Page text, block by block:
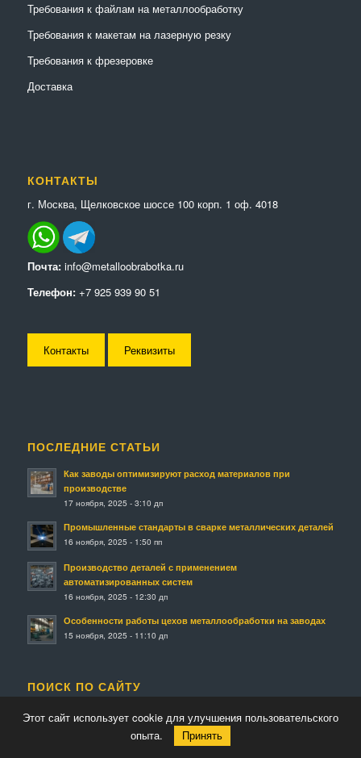
Требования к файлам на металлообработку
Требования к макетам на лазерную резку
Требования к фрезеровке
Доставка
КОНТАКТЫ
г. Москва, Щелковское шоссе 100 корп. 1 оф. 4018
Почта: info@metalloobrabotka.ru
Телефон: +7 925 939 90 51
Контакты Реквизиты
ПОСЛЕДНИЕ СТАТЬИ
Как заводы оптимизируют расход материалов при
производстве
17 ноября, 2025 - 3:10 дп
Промышленные стандарты в сварке металлических деталей
16 ноября, 2025 - 1:50 пп
Производство деталей с применением
автоматизированных систем
16 ноября, 2025 - 12:30 дп
Особенности работы цехов металлообработки на заводах
15 ноября, 2025 - 11:10 дп
ПОИСК ПО САЙТУ
Этот сайт использует cookie для улучшения пользовательского
опыта.
Принять